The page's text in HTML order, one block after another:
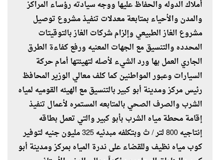
أملاك الدوله والحفاظ عليها ووجه سيادته رؤساء المراكز
والمدن والأحياء بمتابعة معدلات تنفيذ مشروع توصيل
مشروع الغاز الطبيعي وإلزام شركات الغاز بالتوقيتات
المحدده والتنسيق مع الجهات المعنيه ورفع كفاءة الطرق
الجاري العمل بها ورد الشيء لأصله لتهيئتها أمام حركة
السيارات وعبور المواطنين كما كلف معالي الوزير المحافظ
رئيس مركز ومدينة أبو كبير بالتنسيق مع الهيئه القوميه لمياه
الشرب والصرف الصحي بالمتابعه المستمره لأعمال تنفيذ
إقامة محطة مياه الشرب بأبو كبير والتي تعمل بطاقه
إنتاجيه 800 لتر / ث وبتكلفه مبدئيه 325 مليون جنيه لتوفير
كوب مياه نظيف وللقضاء على ندرة المياه بمركز ومدينة أبو